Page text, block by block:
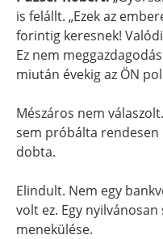
is felállt. „Ezek az
forintig keresnek!
Ez nem
miután évekig az ÖN
Mészáros nem
sem próbálta rendesen
dobta.
Elindult. Nem egy
volt ez. Egy
menekülése.